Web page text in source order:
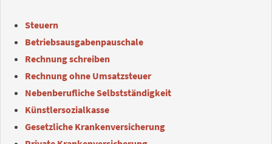
Steuern
Betriebsausgabenpauschale
Rechnung schreiben
Rechnung ohne Umsatzsteuer
Nebenberufliche Selbstständigkeit
Künstlersozialkasse
Gesetzliche Krankenversicherung